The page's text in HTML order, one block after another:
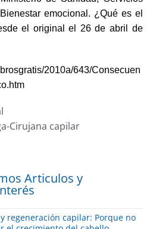
emocional. ¿Qué es el
el original el 26 de abril de
2010a/643/Consecuen
Cirujana capilar
Articulos y
regeneración capilar: Porque no